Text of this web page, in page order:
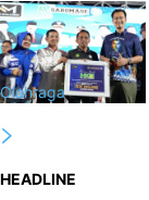
Olahraga
HEADLINE